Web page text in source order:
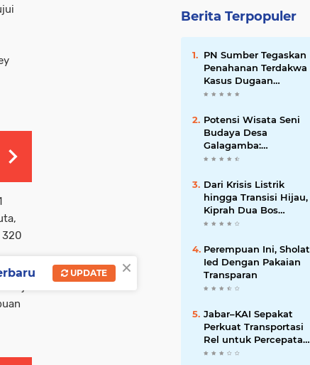
320
Pj
Berita Terpopuler
PN Sumber Tegaskan
Penahanan Terdakwa
Kasus Dugaan
Pemalsuan Dokumen
Potensi Wisata Seni
Budaya Desa
Galagamba:
Menghidupkan
Dari Krisis Listrik
hingga Transisi Hijau,
Kiprah Dua Bos
Cirebon Power
Perempuan Ini, Sholat
Ied Dengan Pakaian
Transparan
Jabar–KAI Sepakat
Perkuat Transportasi
Rel untuk Percepatan
Mobilitas Warga
×
UPDATE